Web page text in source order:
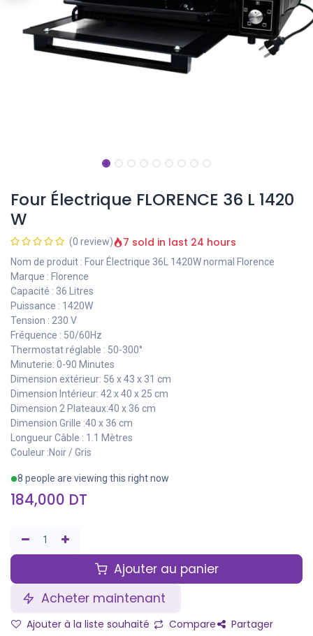
Four Électrique FLORENCE 36 L 1420
W
(0 review) 7 sold in last 24 hours
Nom de produit : Four Électrique 36L 1420W normal Florence
Marque : Florence
Capacité : 36 Litres
Puissance : 1420W
Tension : 230 V
Fréquence : 50/60Hz
Thermostat réglable : 50-300°
Minuterie: 0-90 Minutes
Dimension extérieur: 56 x 43 x 31 cm
Dimension Intérieur: 42 x 40 x 25 cm
Dimension 2 Plateaux:40 x 36 cm
Dimension Grille :40 x 36 cm
Longueur Câble : 1.1 Mètres
Couleur :Noir / Gris
8 people are viewing this right now
184,000 DT
Ajouter au panier
Acheter maintenant
Ajouter à la liste souhaité Compare Partager